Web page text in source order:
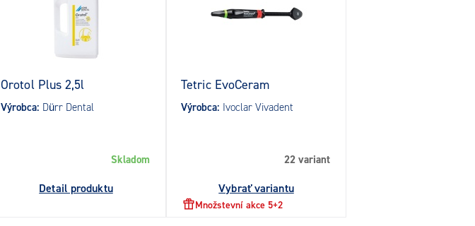
Orotol Plus 2,5l
Výrobca: Dürr Dental
Skladom
Detail produktu
Tetric EvoCeram
Výrobca: Ivoclar Vivadent
22 variant
Vybrať variantu
Množstevní akce 5+2